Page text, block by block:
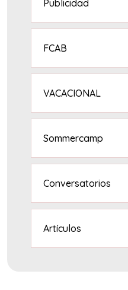
Publicidad
FCAB
VACACIONAL
Sommercamp
Conversatorios
Artículos